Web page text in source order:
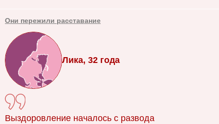
Они пережили расставание
Лика, 32 года
Выздоровление началось с развода